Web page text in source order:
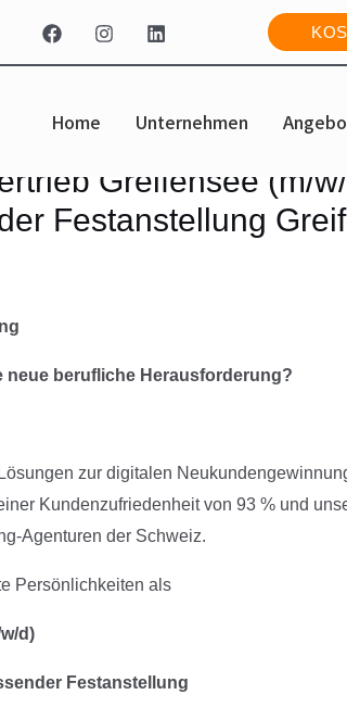
Home Unternehmen
Greifensee (m/
Festanstellung
neue berufliche Herausforderung?
zur digitalen
Kundenzufriedenheit von 93 % und
Agenturen der Schweiz.
Persönlichkeiten als
d)
Festanstellung